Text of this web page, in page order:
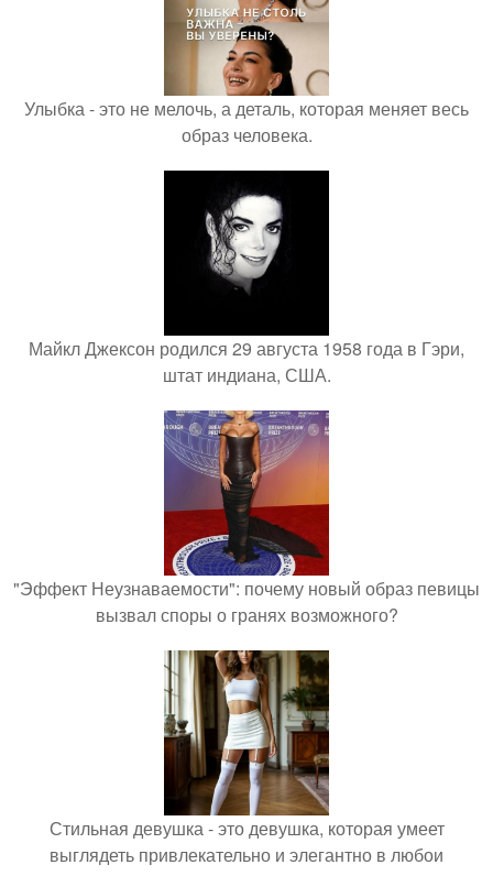
Улыбка - это не мелочь, а деталь, которая меняет весь
образ человека.
Майкл Джексон родился 29 августа 1958 года в Гэри,
штат индиана, США.
"Эффект Неузнаваемости": почему новый образ певицы
вызвал споры о гранях возможного?
Стильная девушка - это девушка, которая умеет
выглядеть привлекательно и элегантно в любои